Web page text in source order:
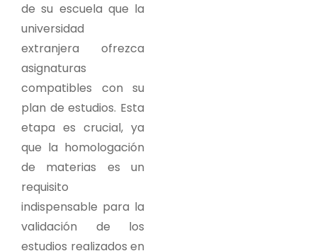
de su escuela que la
universidad
extranjera ofrezca
asignaturas
compatibles con su
plan de estudios. Esta
etapa es crucial, ya
que la homologación
de materias es un
requisito
indispensable para la
validación de los
estudios realizados en